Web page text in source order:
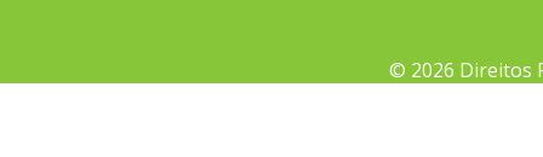
© 2026 Direitos